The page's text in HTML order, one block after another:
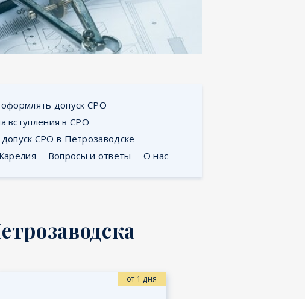
допуск СРО
вступления в СРО
СРО в Петрозаводске
Вопросы и ответы О нас
от 1 дня